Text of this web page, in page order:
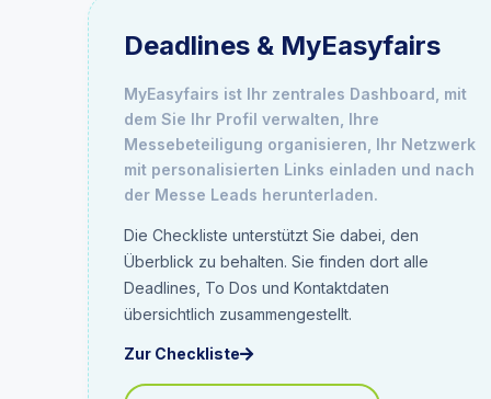
Deadlines & MyEasyfairs
MyEasyfairs ist Ihr zentrales Dashboard, mit
dem Sie Ihr Profil verwalten, Ihre
Messebeteiligung organisieren, Ihr Netzwerk
mit personalisierten Links einladen und nach
der Messe Leads herunterladen.
Die Checkliste unterstützt Sie dabei, den
Überblick zu behalten. Sie finden dort alle
Deadlines, To Dos und Kontaktdaten
übersichtlich zusammengestellt.
Zur Checkliste